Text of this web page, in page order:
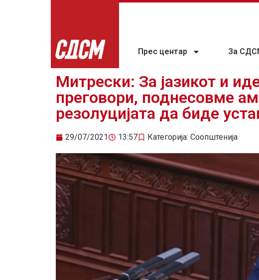
Прес центар За
Митрески: За јазикот и
преговори, поднесовме
резолуцијата да биде
29/07/2021 13:57 Категорија: Соопштенија